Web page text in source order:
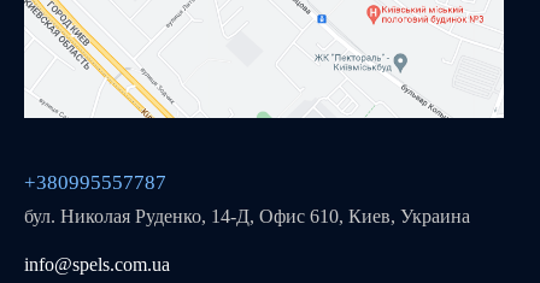
+380995557787
бул. Николая Руденко, 14-Д, Офис 610, Киев, Украина
info@spels.com.ua